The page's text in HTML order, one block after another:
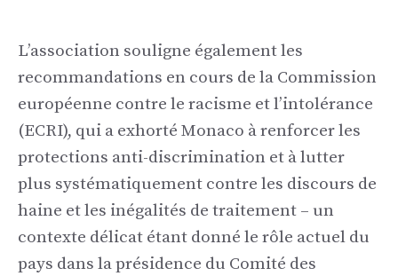
L’association souligne également les
recommandations en cours de la Commission
européenne contre le racisme et l’intolérance
(ECRI), qui a exhorté Monaco à renforcer les
protections anti-discrimination et à lutter
plus systématiquement contre les discours de
haine et les inégalités de traitement – un
contexte délicat étant donné le rôle actuel du
pays dans la présidence du Comité des